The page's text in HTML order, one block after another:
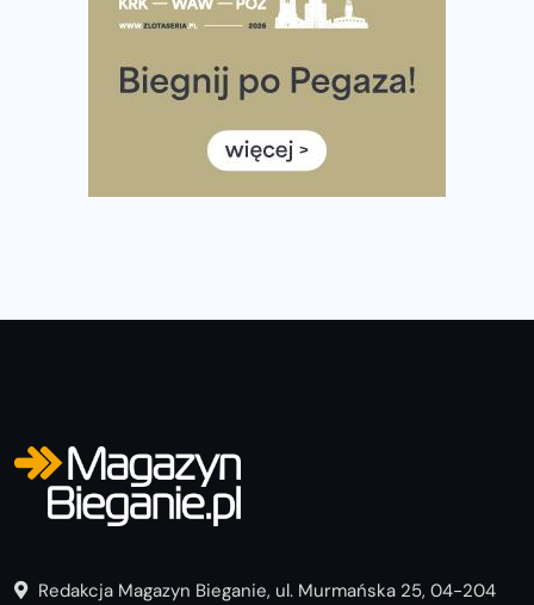
Rozbiegany Olsztyn szykuje się na weekend z
Już w tę sobotę 35. Bieg Powstania Warszawskiego.
Wystartuje rekordowa liczba uczestników
35. Bieg Powstania Warszawskiego – praktyczny
poradnik przed startem
Redakcja Magazyn Bieganie, ul. Murmańska 25, 04-204